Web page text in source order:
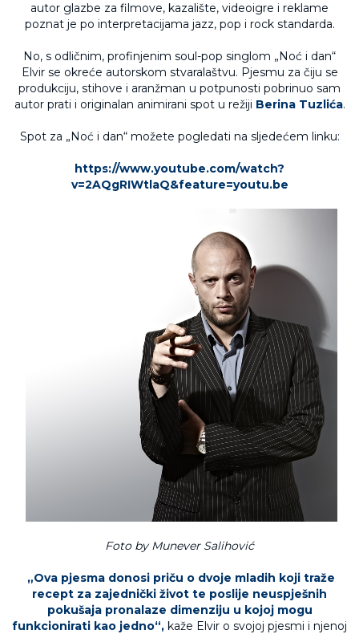
autor glazbe za filmove, kazalište, videoigre i reklame
poznat je po interpretacijama jazz, pop i rock standarda.
No, s odličnim, profinjenim soul-pop singlom „Noć i dan“
Elvir se okreće autorskom stvaralaštvu. Pjesmu za čiju se
produkciju, stihove i aranžman u potpunosti pobrinuo sam
autor prati i originalan animirani spot u režiji Berina Tuzlića.
Spot za „Noć i dan“ možete pogledati na sljedećem linku:
https://www.youtube.com/watch?
v=2AQgRIWtlaQ&feature=youtu.be
Foto by Munever Salihović
„Ova pjesma donosi priču o dvoje mladih koji traže
recept za zajednički život te poslije neuspješnih
pokušaja pronalaze dimenziju u kojoj mogu
funkcionirati kao jedno“, kaže Elvir o svojoj pjesmi i njenoj